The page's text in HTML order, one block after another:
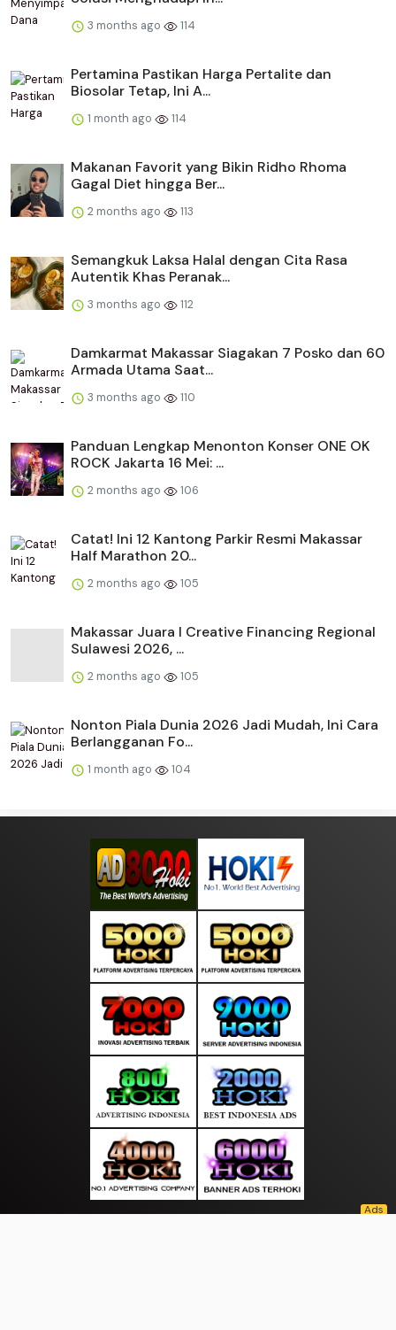
3 months ago 114
Pertamina Pastikan Harga Pertalite dan
Biosolar Tetap, Ini A...
1 month ago 114
Makanan Favorit yang Bikin Ridho Rhoma
Gagal Diet hingga Ber...
2 months ago 113
Semangkuk Laksa Halal dengan Cita Rasa
Autentik Khas Peranak...
3 months ago 112
Damkarmat Makassar Siagakan 7 Posko dan 60
Armada Utama Saat...
3 months ago 110
Panduan Lengkap Menonton Konser ONE OK
ROCK Jakarta 16 Mei: ...
2 months ago 106
Catat! Ini 12 Kantong Parkir Resmi Makassar
Half Marathon 20...
2 months ago 105
Makassar Juara I Creative Financing Regional
Sulawesi 2026, ...
2 months ago 105
Nonton Piala Dunia 2026 Jadi Mudah, Ini Cara
Berlangganan Fo...
1 month ago 104